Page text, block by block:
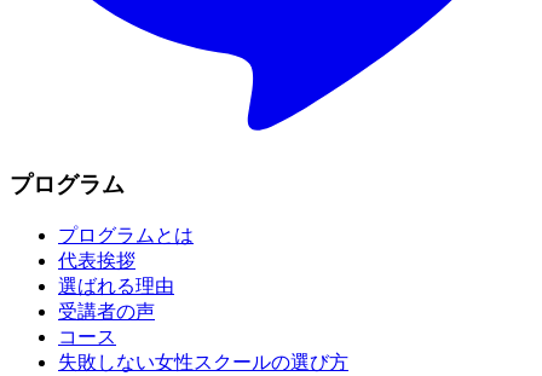
プログラム
プログラムとは
代表挨拶
選ばれる理由
受講者の声
コース
失敗しない女性スクールの選び方